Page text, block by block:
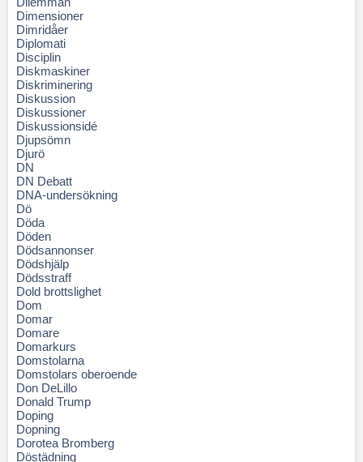
Dimensioner
Dimridåer
Diplomati
Disciplin
Diskmaskiner
Diskriminering
Diskussion
Diskussioner
Diskussionsidé
Djupsömn
Djurö
DN
DN Debatt
DNA-undersökning
Dö
Döda
Döden
Dödsannonser
Dödshjälp
Dödsstraff
Dold brottslighet
Dom
Domar
Domare
Domarkurs
Domstolarna
Domstolars oberoende
Don DeLillo
Donald Trump
Doping
Dopning
Dorotea Bromberg
Döstädning